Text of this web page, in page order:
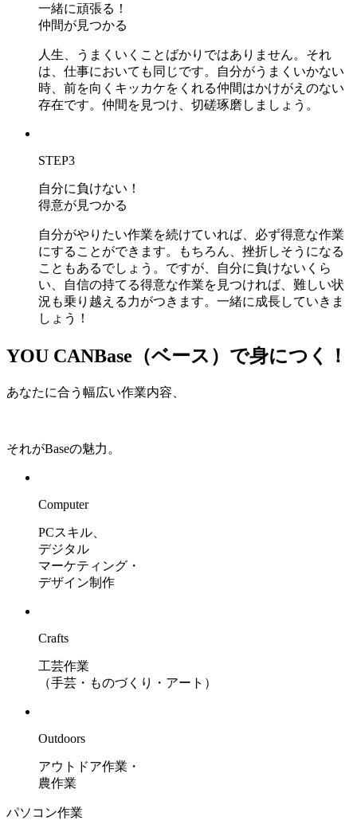
一緒に頑張る！
仲間が見つかる
人生、うまくいくことばかりではありません。それ
は、仕事においても同じです。自分がうまくいかない
時、前を向くキッカケをくれる仲間はかけがえのない
存在です。仲間を見つけ、切磋琢磨しましょう。
STEP3
自分に負けない！
得意が見つかる
自分がやりたい作業を続けていれば、必ず得意な作業
にすることができます。もちろん、挫折しそうになる
こともあるでしょう。ですが、自分に負けないくら
い、自信の持てる得意な作業を見つければ、難しい状
況も乗り越える力がつきます。一緒に成長していきま
しょう！
YOU CANBase（ベース）で身につく！
あなたに合う幅広い作業内容、
それがBaseの魅力。
Computer
PCスキル、
デジタル
マーケティング・
デザイン制作
Crafts
工芸作業
（手芸・ものづくり・アート）
Outdoors
アウトドア作業・
農作業
パソコン作業